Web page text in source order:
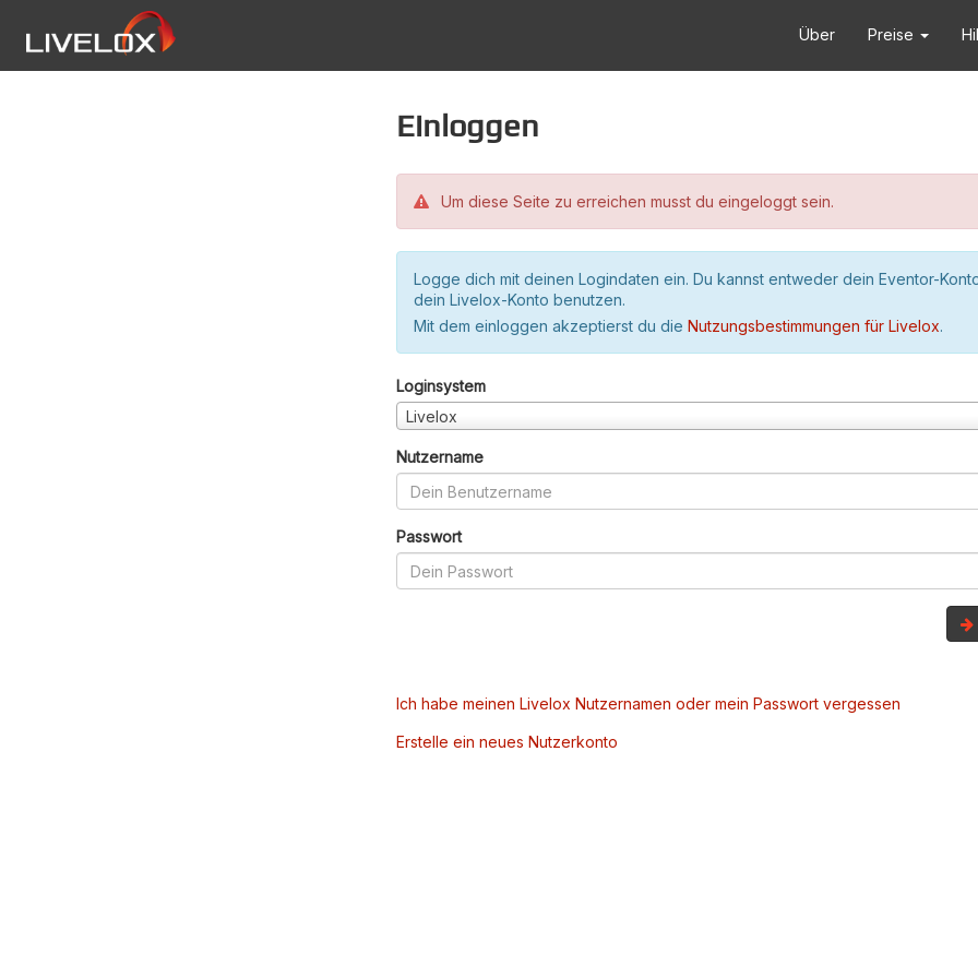
Über Preise
Einloggen
Um diese Seite zu erreichen musst du eingeloggt sein.
Logge dich mit deinen Logindaten ein. Du kannst entweder dein Eventor-
dein Livelox-Konto benutzen.
Mit dem einloggen akzeptierst du die Nutzungsbestimmungen für Livelox.
Loginsystem
Livelox
Nutzername
Passwort
Ich habe meinen Livelox Nutzernamen oder mein Passwort vergessen
Erstelle ein neues Nutzerkonto